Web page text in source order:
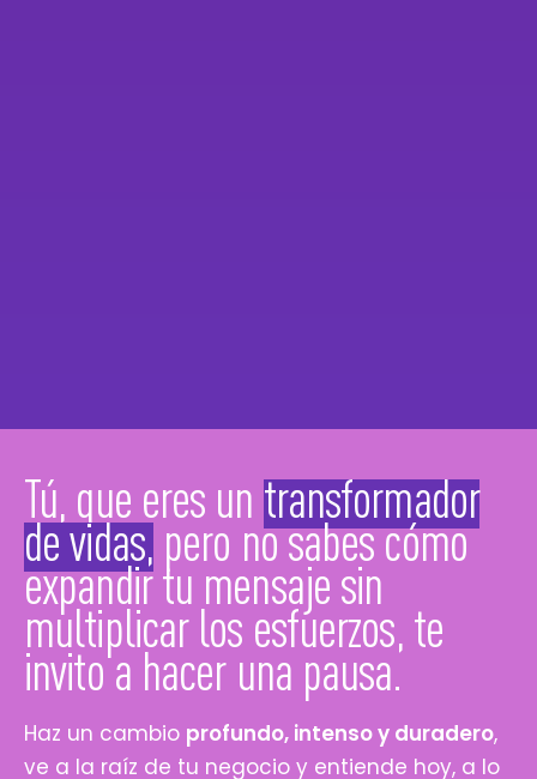
Tú, que eres untransformador
de vidas,pero no sabes cómo
expandir tu mensaje sin
multiplicar los esfuerzos, te
invito a hacer una pausa.
Haz un cambio profundo, intenso y duradero,
ve a la raíz de tu negocio y entiende hoy, a lo